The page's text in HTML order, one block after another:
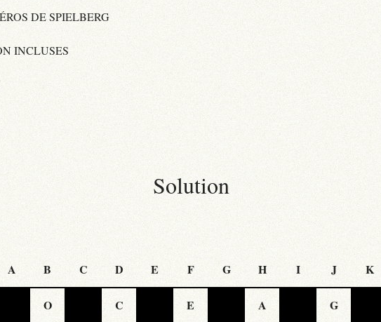
DE SPIELBERG
INCLUSES
Solution
A B C D E F G H I J K
O C E A G